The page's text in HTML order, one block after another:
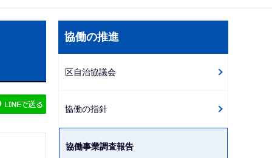
サ
ブ
ー
シ
ョ
協働の推進
区自治協議会
協働の指針
協働事業調査報告